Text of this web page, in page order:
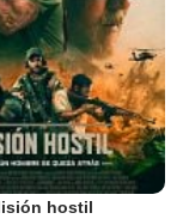
hostil